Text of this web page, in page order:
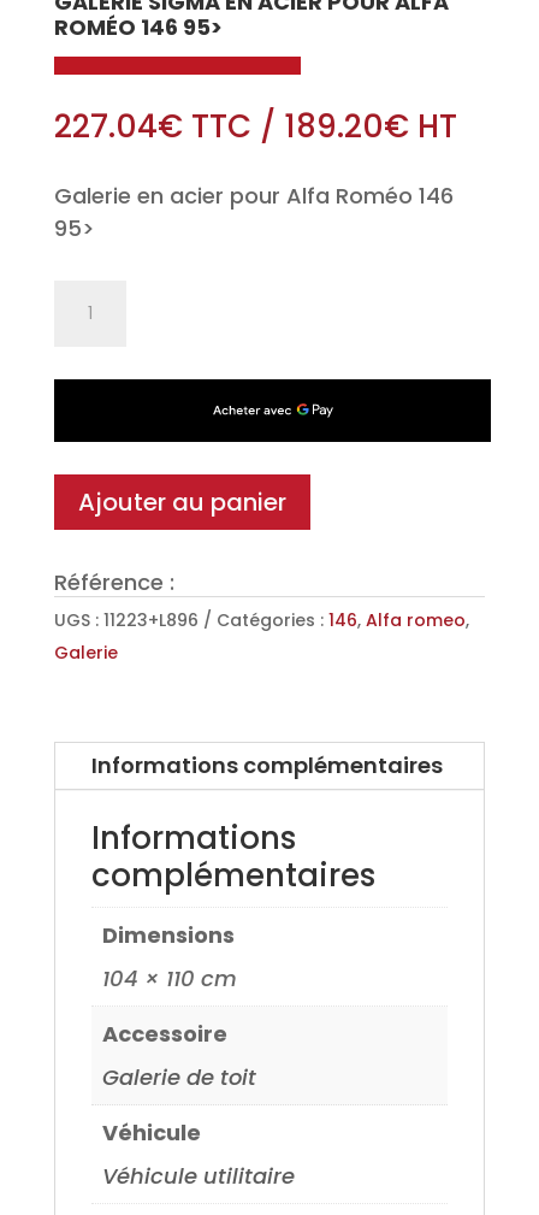
ROMÉO 146 95>
227.04€TTC / 189.20€HT
Galerie en acier pour Alfa Roméo 146
95>
pour
Alfa
146
95>
Ajouter au panier
Référence :
UGS : 11223+L896 Catégories : 146, Alfa romeo,
Galerie
Informations complémentaires
Informations
complémentaires
Dimensions
104 × 110 cm
Accessoire
Galerie de toit
Véhicule
Véhicule utilitaire